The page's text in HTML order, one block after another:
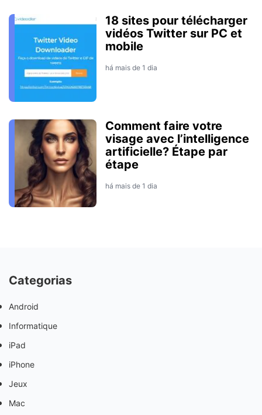
18 sites pour télécharger
vidéos Twitter sur PC et
mobile
há mais de 1 dia
Comment faire votre
visage avec l’intelligence
artificielle? Étape par
étape
há mais de 1 dia
Categorias
Android
Informatique
iPad
iPhone
Jeux
Mac